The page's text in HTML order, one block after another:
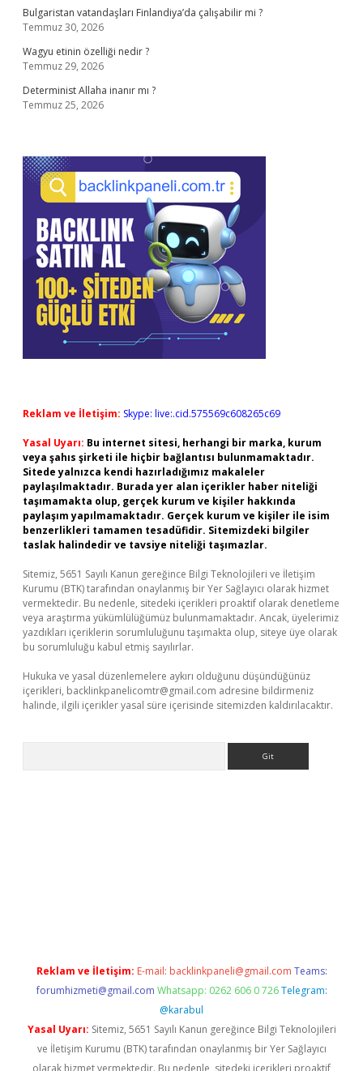
Bulgaristan vatandaşları Finlandiya’da çalışabilir mi ?
Temmuz 30, 2026
Wagyu etinin özelliği nedir ?
Temmuz 29, 2026
Determinist Allaha inanır mı ?
Temmuz 25, 2026
Reklam ve İletişim: Skype: live:.cid.575569c608265c69
Yasal Uyarı: Bu internet sitesi, herhangi bir marka, kurum
veya şahıs şirketi ile hiçbir bağlantısı bulunmamaktadır.
Sitede yalnızca kendi hazırladığımız makaleler
paylaşılmaktadır. Burada yer alan içerikler haber niteliği
taşımamakta olup, gerçek kurum ve kişiler hakkında
paylaşım yapılmamaktadır. Gerçek kurum ve kişiler ile isim
benzerlikleri tamamen tesadüfidir. Sitemizdeki bilgiler
taslak halindedir ve tavsiye niteliği taşımazlar.
Sitemiz, 5651 Sayılı Kanun gereğince Bilgi Teknolojileri ve İletişim
Kurumu (BTK) tarafından onaylanmış bir Yer Sağlayıcı olarak hizmet
vermektedir. Bu nedenle, sitedeki içerikleri proaktif olarak denetleme
veya araştırma yükümlülüğümüz bulunmamaktadır. Ancak, üyelerimiz
yazdıkları içeriklerin sorumluluğunu taşımakta olup, siteye üye olarak
bu sorumluluğu kabul etmiş sayılırlar.
Hukuka ve yasal düzenlemelere aykırı olduğunu düşündüğünüz
içerikleri, backlinkpanelicomtr@gmail.com adresine bildirmeniz
halinde, ilgili içerikler yasal süre içerisinde sitemizden kaldırılacaktır.
Reklam ve İletişim: E-mail: backlinkpaneli@gmail.com Teams:
forumhizmeti@gmail.com Whatsapp: 0262 606 0 726 Telegram:
@karabul
Yasal Uyarı: Sitemiz, 5651 Sayılı Kanun gereğince Bilgi Teknolojileri
ve İletişim Kurumu (BTK) tarafından onaylanmış bir Yer Sağlayıcı
olarak hizmet vermektedir. Bu nedenle, sitedeki içerikleri proaktif